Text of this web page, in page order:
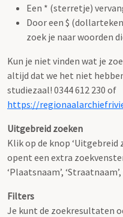
Een * (sterretje)
Door een $
zoek je naar woorden
Kun je niet vinden wat je
altijd dat we het niet
studiezaal! 0344 612 230 of
https://
Uitgebreid zoeken
Klik op de knop ‘Uitgebreid
opent een extra
‘Plaatsnaam’,
Filters
Je kunt de zoekresultaten